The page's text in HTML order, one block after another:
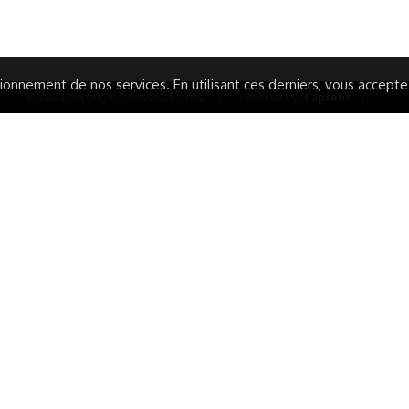
de nos services. En utilisant ces derniers, vous